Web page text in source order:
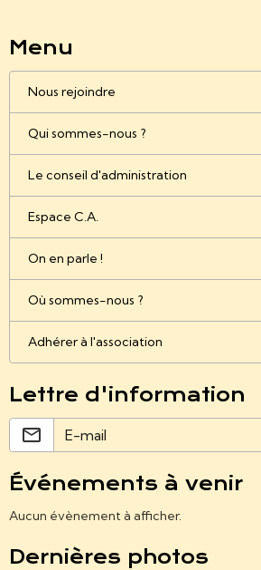
Menu
Nous rejoindre
Qui sommes-nous ?
Le conseil d'administration
Espace C.A.
On en parle !
Où sommes-nous ?
Adhérer à l'association
Lettre d'information
Événements à venir
Aucun évènement à afficher.
Dernières photos